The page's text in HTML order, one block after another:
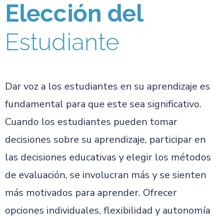
Elección del
Estudiante
Dar voz a los estudiantes en su aprendizaje es
fundamental para que este sea significativo.
Cuando los estudiantes pueden tomar
decisiones sobre su aprendizaje, participar en
las decisiones educativas y elegir los métodos
de evaluación, se involucran más y se sienten
más motivados para aprender. Ofrecer
opciones individuales, flexibilidad y autonomía